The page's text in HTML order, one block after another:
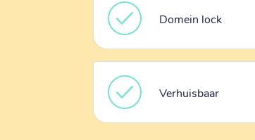
Domein lock
Verhuisbaar